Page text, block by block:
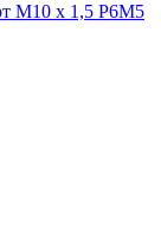
M10 x 1,5 P6M5